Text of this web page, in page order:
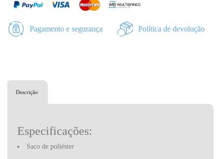
Pagamento e segurança Política de devolução
Descrição
Especificações:
Saco de poliéster